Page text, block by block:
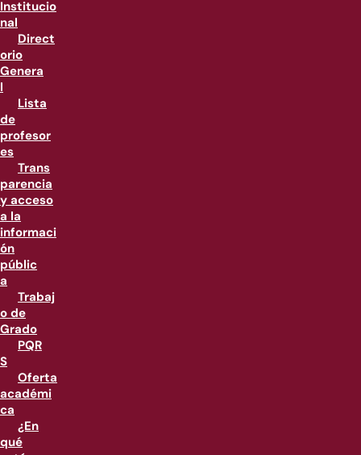
Institucio
nal
Direct
orio
Genera
l
Lista
de
profesor
es
Trans
parencia
y acceso
a la
informaci
ón
públic
a
Trabaj
o de
Grado
PQR
S
Oferta
académi
ca
¿En
qué